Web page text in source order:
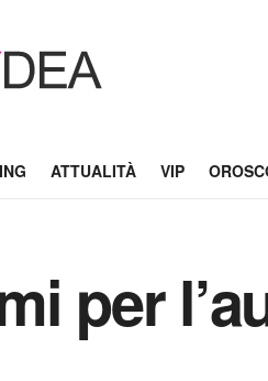
ATTUALITÀ VIP
per